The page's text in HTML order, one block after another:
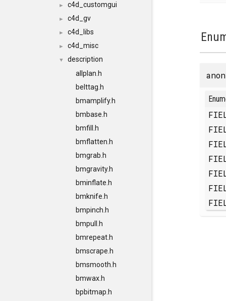
► c4d_customgui
► c4d_gv
► c4d_libs
► c4d_misc
▼
description
allplan.h
belttag.h
bmamplify.h
bmbase.h
bmfill.h
bmflatten.h
bmgrab.h
bmgravity.h
bminflate.h
bmknife.h
bmpinch.h
bmpull.h
bmrepeat.h
bmscrape.h
bmsmooth.h
bmwax.h
bpbitmap.h